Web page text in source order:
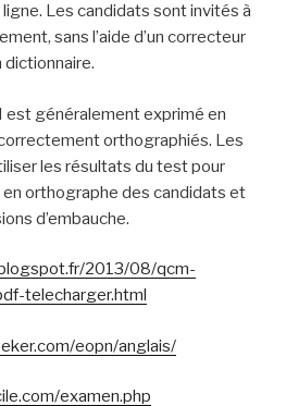
Les candidats sont invités à
sans l’aide d’un correcteur
dictionnaire.
est généralement exprimé en
orthographiés. Les
les résultats du test pour
orthographe des candidats et
d’embauche.
2013/08/qcm-
telecharger.html
eopn/anglais/
examen.php